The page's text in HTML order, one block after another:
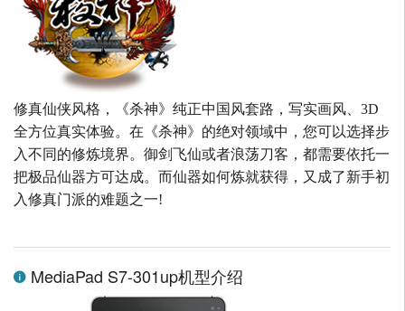
修真仙侠风格，《杀神》纯正中国风套路，写实画风、3D
全方位真实体验。在《杀神》的绝对领域中，您可以选择步
入不同的修炼境界。御剑飞仙或者浪荡刀客，都需要依托一
把极品仙器方可达成。而仙器如何炼就获得，又成了新手初
入修真门派的难题之一!
MediaPad S7-301up机型介绍